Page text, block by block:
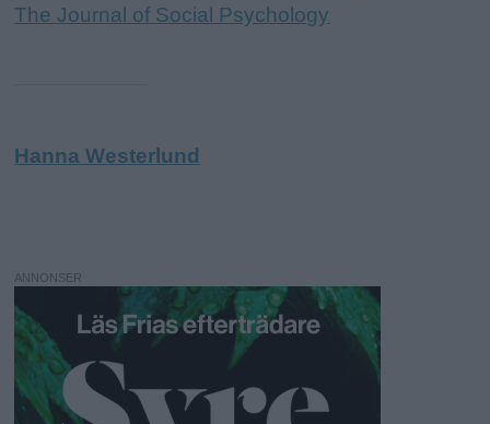
The Journal of Social Psychology
Hanna Westerlund
ANNONSER